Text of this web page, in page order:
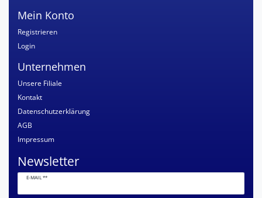
Mein Konto
Registrieren
Login
Unternehmen
Unsere Filiale
Kontakt
Datenschutzerklärung
AGB
Impressum
Newsletter
E-MAIL **
Newsletter
Honig